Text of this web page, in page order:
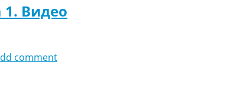
1. Видео
comment